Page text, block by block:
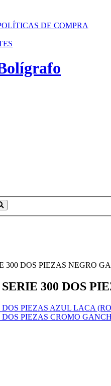
DE COMPRA
300 DOS PIEZAS NEGRO
300 DOS
DOS PIEZAS AZUL LACA
DOS PIEZAS CROMO